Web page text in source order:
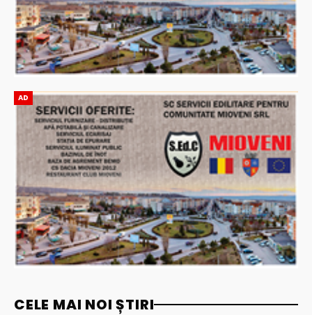
AD
CELE MAI NOI ȘTIRI